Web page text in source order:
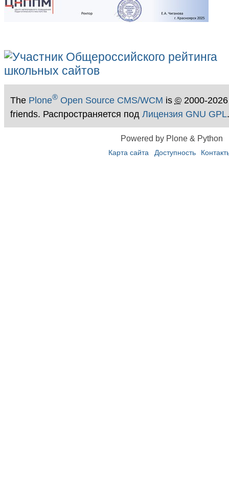
The Plone®Open Source CMS/WCM is ©2000-
friends. Распространяется под Лицензия GNU GPL.
Powered by Plone & Python
Карта сайта Доступность